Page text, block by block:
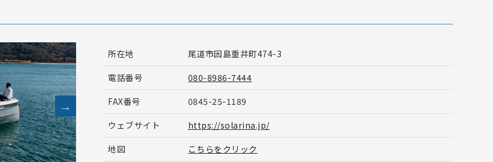
所在地
尾道市因島重井町474-3
電話番号
080-8986-7444
FAX番号
0845-25-1189
ウェブサイト
https://solarina.jp/
地図
こちらをクリック